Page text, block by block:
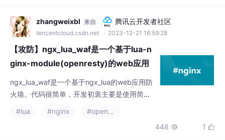
g服务器，通过前置的负载均衡配置把请求均
匀地分发到各个Server，来应对
zhangweixbl 来自 腾讯云开发者社区
tencentcloud.csdn.net · 2023-12-21 16:59:28
【攻防】ngx_lua_waf是一个基于lua-n
ginx-module(openresty)的web应用
防火墙
ngx_lua_waf是一个基于ngx_lua的web应用防
火墙。代码很简单，开发初衷主要是使用简
中包含我们的过滤规则。
#lua #nginx
#openresty
448  1 